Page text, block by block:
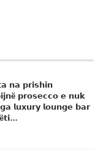
𝗻𝗮 𝗽𝗿𝗶𝘀𝗵𝗶𝗻
𝗽𝗿𝗼𝘀𝗲𝗰𝗰𝗼 𝗲 𝗻𝘂𝗸
𝗹𝘂𝘅𝘂𝗿𝘆 𝗹𝗼𝘂𝗻𝗴𝗲 𝗯𝗮𝗿